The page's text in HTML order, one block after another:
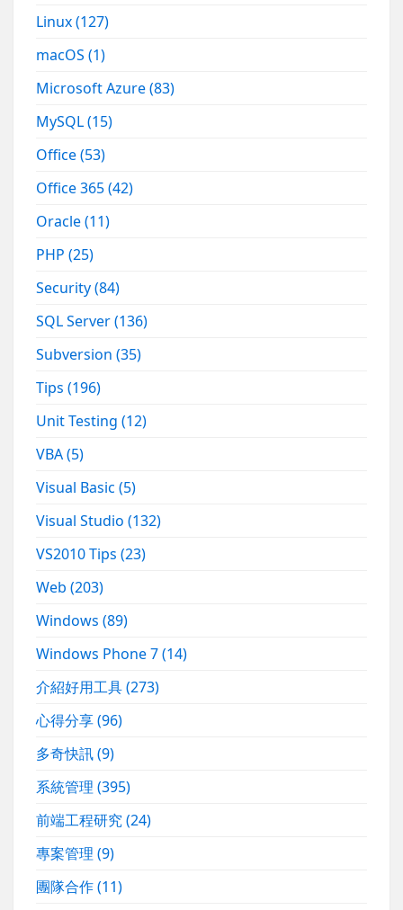
Linux(127)
macOS(1)
Microsoft Azure(83)
MySQL(15)
Office(53)
Office 365(42)
Oracle(11)
PHP(25)
Security(84)
SQL Server(136)
Subversion(35)
Tips(196)
Unit Testing(12)
VBA(5)
Visual Basic(5)
Visual Studio(132)
VS2010 Tips(23)
Web(203)
Windows(89)
Windows Phone 7(14)
介紹好用工具(273)
心得分享(96)
多奇快訊(9)
系統管理(395)
前端工程研究(24)
專案管理(9)
團隊合作(11)